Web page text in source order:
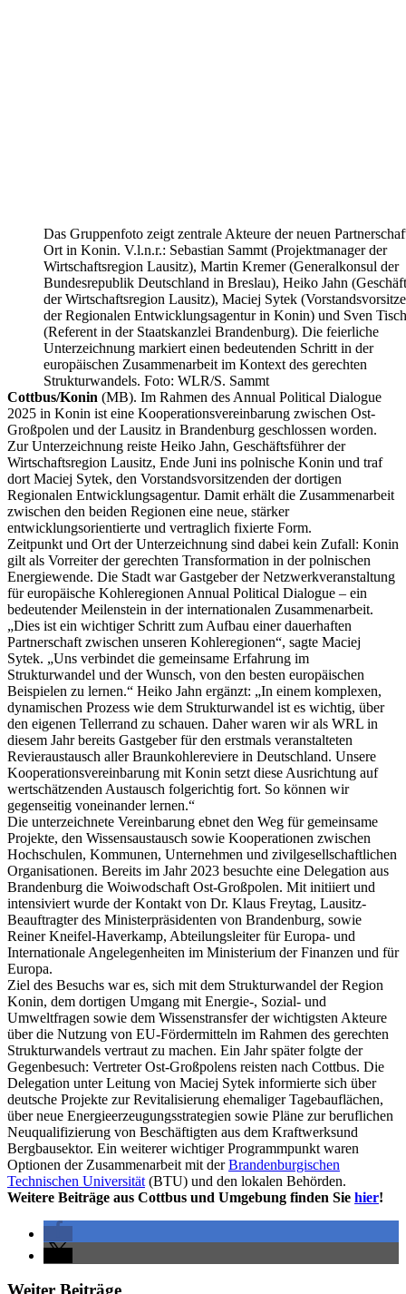
Das Gruppenfoto zeigt zentrale Akteure der neuen
Ort in Konin. V.l.n.r.: Sebastian Sammt (Projektmanager der
Wirtschaftsregion Lausitz), Martin Kremer (Generalkonsul der
Bundesrepublik Deutschland in Breslau), Heiko Jahn
der Wirtschaftsregion Lausitz), Maciej Sytek
der Regionalen Entwicklungsagentur in Konin) und Sven
(Referent in der Staatskanzlei Brandenburg). Die feierliche
Unterzeichnung markiert einen bedeutenden Schritt in der
europäischen Zusammenarbeit im Kontext des gerechten
Strukturwandels. Foto: WLR/S. Sammt
Cottbus/Konin (MB). Im Rahmen des Annual Political Dialogue
2025 in Konin ist eine Kooperationsvereinbarung zwischen Ost-
Großpolen und der Lausitz in Brandenburg geschlossen worden.
Zur Unterzeichnung reiste Heiko Jahn, Geschäftsführer der
Wirtschaftsregion Lausitz, Ende Juni ins polnische Konin und traf
dort Maciej Sytek, den Vorstandsvorsitzenden der dortigen
Regionalen Entwicklungsagentur. Damit erhält die Zusammenarbeit
zwischen den beiden Regionen eine neue, stärker
entwicklungsorientierte und vertraglich fixierte Form.
Zeitpunkt und Ort der Unterzeichnung sind dabei kein Zufall: Konin
gilt als Vorreiter der gerechten Transformation in der polnischen
Energiewende. Die Stadt war Gastgeber der Netzwerkveranstaltung
für europäische Kohleregionen Annual Political Dialogue – ein
bedeutender Meilenstein in der internationalen Zusammenarbeit.
„Dies ist ein wichtiger Schritt zum Aufbau einer dauerhaften
Partnerschaft zwischen unseren Kohleregionen“, sagte Maciej
Sytek. „Uns verbindet die gemeinsame Erfahrung im
Strukturwandel und der Wunsch, von den besten europäischen
Beispielen zu lernen.“ Heiko Jahn ergänzt: „In einem komplexen,
dynamischen Prozess wie dem Strukturwandel ist es wichtig, über
den eigenen Tellerrand zu schauen. Daher waren wir als WRL in
diesem Jahr bereits Gastgeber für den erstmals veranstalteten
Revieraustausch aller Braunkohlereviere in Deutschland. Unsere
Kooperationsvereinbarung mit Konin setzt diese Ausrichtung auf
wertschätzenden Austausch folgerichtig fort. So können wir
gegenseitig voneinander lernen.“
Die unterzeichnete Vereinbarung ebnet den Weg für gemeinsame
Projekte, den Wissensaustausch sowie Kooperationen zwischen
Hochschulen, Kommunen, Unternehmen und zivilgesellschaftlichen
Organisationen. Bereits im Jahr 2023 besuchte eine Delegation aus
Brandenburg die Woiwodschaft Ost-Großpolen. Mit initiiert und
intensiviert wurde der Kontakt von Dr. Klaus Freytag, Lausitz-
Beauftragter des Ministerpräsidenten von Brandenburg, sowie
Reiner Kneifel-Haverkamp, Abteilungsleiter für Europa- und
Internationale Angelegenheiten im Ministerium der Finanzen und für
Europa.
Ziel des Besuchs war es, sich mit dem Strukturwandel der Region
Konin, dem dortigen Umgang mit Energie-, Sozial- und
Umweltfragen sowie dem Wissenstransfer der wichtigsten Akteure
über die Nutzung von EU-Fördermitteln im Rahmen des gerechten
Strukturwandels vertraut zu machen. Ein Jahr später folgte der
Gegenbesuch: Vertreter Ost-Großpolens reisten nach Cottbus. Die
Delegation unter Leitung von Maciej Sytek informierte sich über
deutsche Projekte zur Revitalisierung ehemaliger Tagebauflächen,
über neue Energieerzeugungsstrategien sowie Pläne zur beruflichen
Neuqualifizierung von Beschäftigten aus dem Kraftwerksund
Bergbausektor. Ein weiterer wichtiger Programmpunkt waren
Optionen der Zusammenarbeit mit derBrandenburgischen
Technischen Universität (BTU) und den lokalen Behörden.
Weitere Beiträge aus Cottbus und Umgebung finden Sie hier!